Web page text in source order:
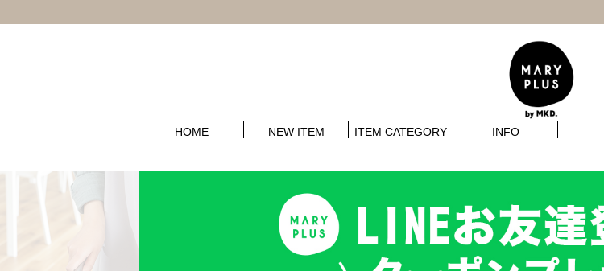
HOME NEW ITEM ITEM CATEGORY INFO